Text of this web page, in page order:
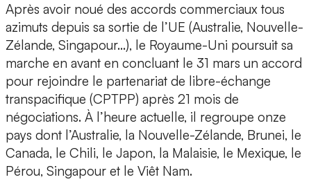
Après avoir noué des accords commerciaux tous
azimuts depuis sa sortie de l’UE (Australie, Nouvelle-
Zélande, Singapour…), le Royaume-Uni poursuit sa
marche en avant en concluant le 31 mars un accord
pour rejoindre le partenariat de libre-échange
transpacifique (CPTPP) après 21 mois de
négociations. À l’heure actuelle, il regroupe onze
pays dont l’Australie, la Nouvelle-Zélande, Brunei, le
Canada, le Chili, le Japon, la Malaisie, le Mexique, le
Pérou, Singapour et le Viêt Nam.